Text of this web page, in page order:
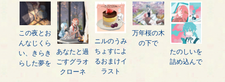
この夜とお
んなじくら
い、きらき
らした夢を
あなたと過
ごすグラオ
クローネ
ニルのうみ
ちょすによ
るおまけイ
ラスト
万年桜の木
の下で
たのしいを
詰め込んで